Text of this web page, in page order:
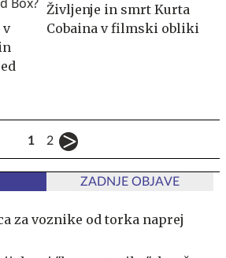
v
Življenje in smrt Kurta
Cobaina v filmski obliki
1 2
ZADNJE OBJAVE
za voznike od torka naprej